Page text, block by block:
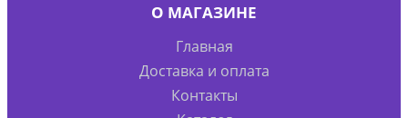
О МАГАЗИНЕ
Главная
Доставка и оплата
Контакты